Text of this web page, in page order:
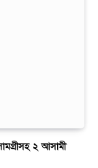
২ আসামী